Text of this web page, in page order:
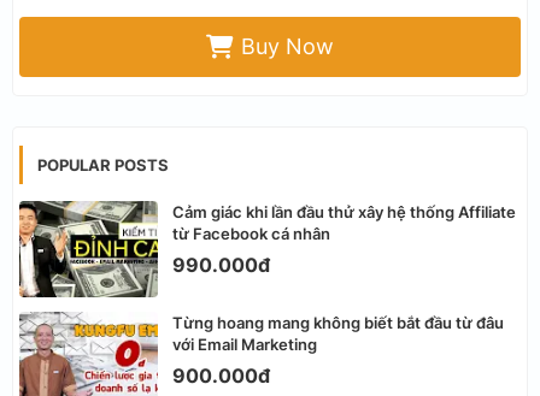
Buy Now
POPULAR POSTS
Cảm giác khi lần đầu thử xây hệ thống Affiliate
từ Facebook cá nhân
990.000đ
Từng hoang mang không biết bắt đầu từ đâu
với Email Marketing
900.000đ